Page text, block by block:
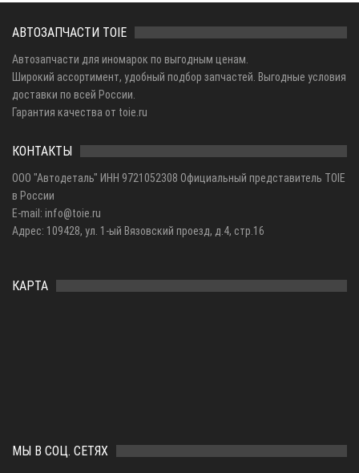
АВТОЗАПЧАСТИ TOIE
Автозапчасти для иномарок по выгодным ценам.
Широкий ассортимент, удобный подбор запчастей. Выгодные условия
доставки по всей России.
Гарантия качества от toie.ru
КОНТАКТЫ
ООО "Автодеталь" ИНН 9721052308 Официальный представитель TOIE
в России
E-mail: info@toie.ru
Адрес: 109428, ул. 1-ый Вязовский проезд, д.4, стр.16
КАРТА
МЫ В СОЦ. СЕТЯХ